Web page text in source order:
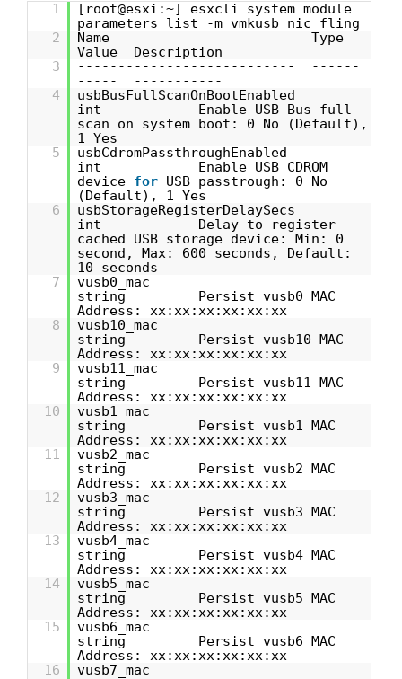
1
[root@esxi:~] esxcli system module
parameters list -m vmkusb_nic_fling
2
Name Type
Value Description
3
--------------------------- ------
----- -----------
4
usbBusFullScanOnBootEnabled
int Enable USB Bus full
scan on system boot: 0 No (Default),
1 Yes
5
usbCdromPassthroughEnabled
int Enable USB CDROM
device for USB passtrough: 0 No
(Default), 1 Yes
6
usbStorageRegisterDelaySecs
int Delay to register
cached USB storage device: Min: 0
second, Max: 600 seconds, Default:
10 seconds
7
vusb0_mac
string Persist vusb0 MAC
Address: xx:xx:xx:xx:xx:xx
8
vusb10_mac
string Persist vusb10 MAC
Address: xx:xx:xx:xx:xx:xx
9
vusb11_mac
string Persist vusb11 MAC
Address: xx:xx:xx:xx:xx:xx
10
vusb1_mac
string Persist vusb1 MAC
Address: xx:xx:xx:xx:xx:xx
11
vusb2_mac
string Persist vusb2 MAC
Address: xx:xx:xx:xx:xx:xx
12
vusb3_mac
string Persist vusb3 MAC
Address: xx:xx:xx:xx:xx:xx
13
vusb4_mac
string Persist vusb4 MAC
Address: xx:xx:xx:xx:xx:xx
14
vusb5_mac
string Persist vusb5 MAC
Address: xx:xx:xx:xx:xx:xx
15
vusb6_mac
string Persist vusb6 MAC
Address: xx:xx:xx:xx:xx:xx
16
vusb7_mac